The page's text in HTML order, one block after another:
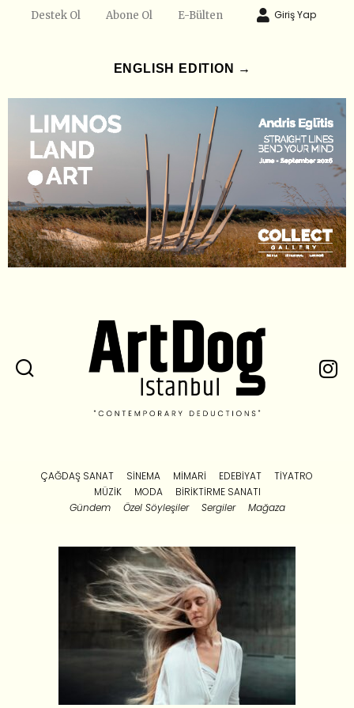
Destek Ol Abone Ol E-Bülten Giriş Yap
ENGLISH EDITION →
ÇAĞDAŞ SANAT SINEMA MIMARI EDEBIYAT
TIYATRO
MÜZIK
MODA
BIRIKTIRME SANATI
Gündem
Özel Söyleşiler Sergiler Mağaza